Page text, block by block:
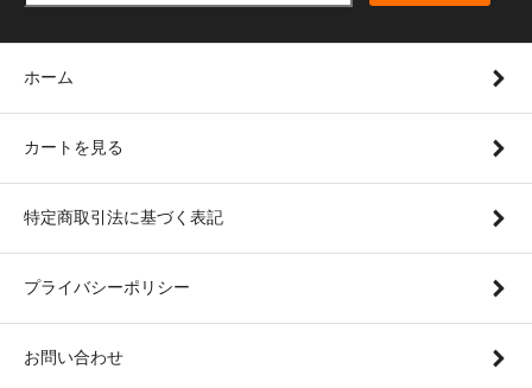
ホーム
カートを見る
特定商取引法に基づく表記
プライバシーポリシー
お問い合わせ